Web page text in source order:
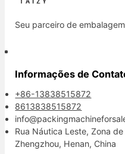
Seu parceiro de
Informações de
+86-13838515872
8613838515872
Rua Náutica Leste, Zona
Zhengzhou, Henan, China